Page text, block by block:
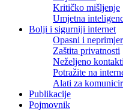
Kritičko mišljenje
Umjetna
Bolji i sigurniji internet
Opasni i
Zaštita privatnosti
Neželjeno
Potražite na
Alati za
Publikacije
Pojmovnik